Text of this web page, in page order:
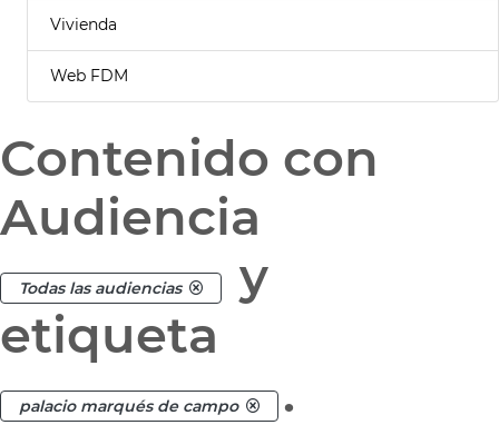
Vivienda
Web FDM
Contenido con
Audiencia
Todas las audiencias
y
etiqueta
palacio marqués de campo .